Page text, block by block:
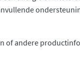
of andere